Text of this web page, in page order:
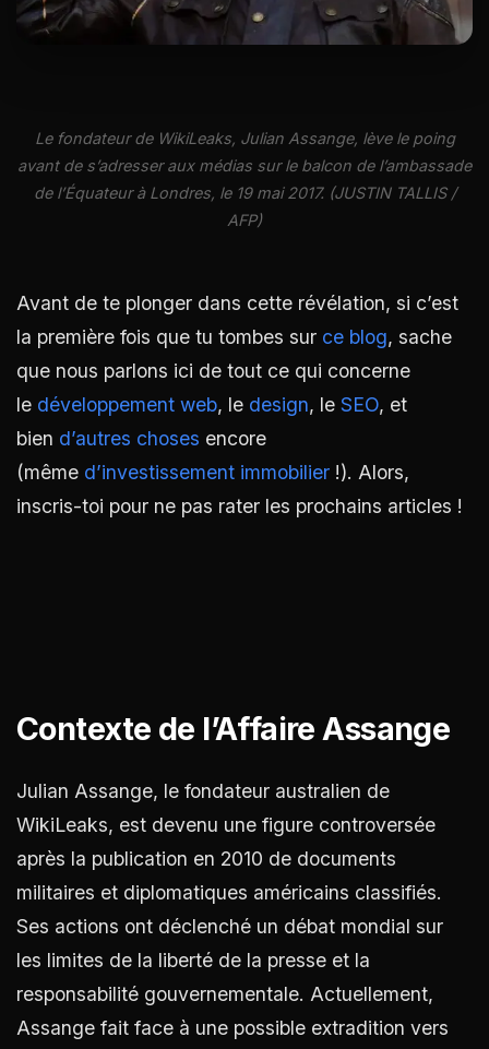
Le fondateur de WikiLeaks, Julian Assange, lève le poing
avant de s’adresser aux médias sur le balcon de l’ambassade
de l’Équateur à Londres, le 19 mai 2017. (JUSTIN TALLIS /
AFP)
Avant de te plonger dans cette révélation, si c’est
la première fois que tu tombes sur ce blog, sache
que nous parlons ici de tout ce qui concerne
le développement web, le design, le SEO, et
bien d’autres choses encore
(même d’investissement immobilier !). Alors,
inscris-toi pour ne pas rater les prochains articles !
Contexte de l’Affaire Assange
Julian Assange, le fondateur australien de
WikiLeaks, est devenu une figure controversée
après la publication en 2010 de documents
militaires et diplomatiques américains classifiés.
Ses actions ont déclenché un débat mondial sur
les limites de la liberté de la presse et la
responsabilité gouvernementale. Actuellement,
Assange fait face à une possible extradition vers